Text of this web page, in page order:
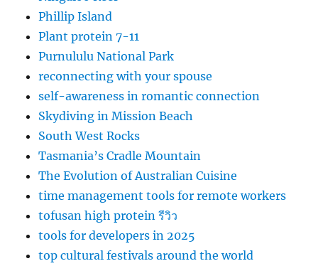
Phillip Island
Plant protein 7-11
Purnululu National Park
reconnecting with your spouse
self-awareness in romantic connection
Skydiving in Mission Beach
South West Rocks
Tasmania’s Cradle Mountain
The Evolution of Australian Cuisine
time management tools for remote workers
tofusan high protein รีวิว
tools for developers in 2025
top cultural festivals around the world